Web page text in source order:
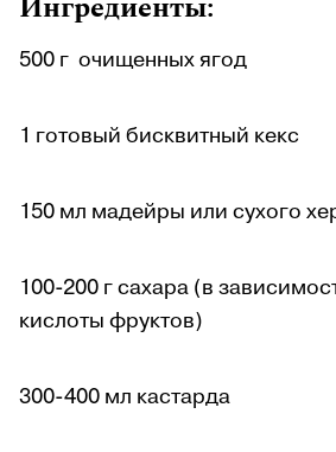
Ингредиенты:
500 г очищенных ягод
1 готовый бисквитный кекс
150 мл мадейры или сухого
100-200 г сахара (в
кислоты фруктов)
300-400 мл кастарда